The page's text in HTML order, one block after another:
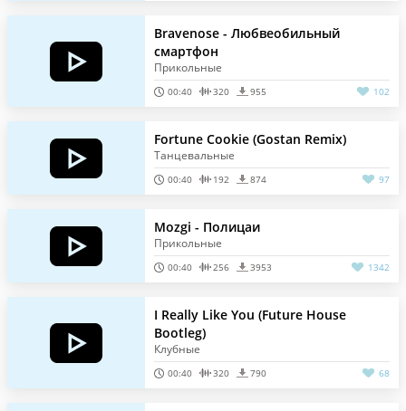
Bravenose - Любвеобильный
смартфон
Прикольные
00:40 320 955 102
Fortune Cookie (Gostan Remix)
Танцевальные
00:40 192 874 97
Mozgi - Полицаи
Прикольные
00:40 256 3953 1342
I Really Like You (Future House
Bootleg)
Клубные
00:40 320 790 68